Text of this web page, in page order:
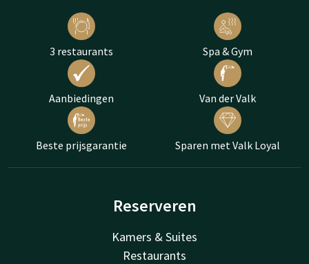
3 restaurants Spa & Gym
Aanbiedingen Van der Valk
Beste prijsgarantie Sparen met Valk Loyal
Reserveren
Kamers & Suites
Restaurants